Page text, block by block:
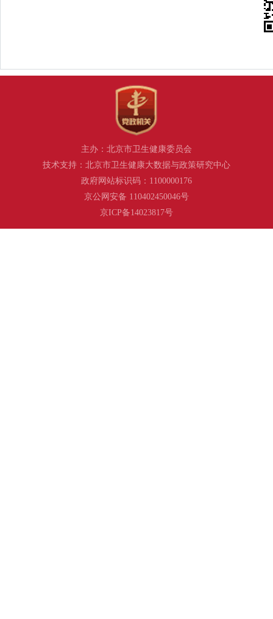
主办：北京市卫生健康委员会
技术支持：北京市卫生健康大数据与政策研究中心
政府网站标识码：1100000176
京公网安备 110402450046号
京ICP备14023817号